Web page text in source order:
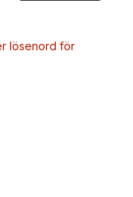
lösenord för